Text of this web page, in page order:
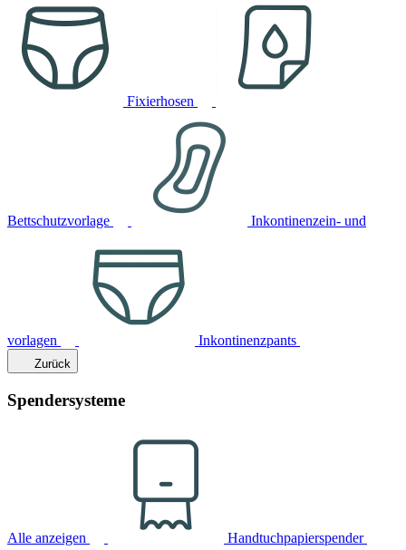
Fixierhosen
Bettschutzvorlage Inkontinenzein- und
vorlagen Inkontinenzpants
Zurück
Spendersysteme
Alle anzeigen Handtuchpapierspender